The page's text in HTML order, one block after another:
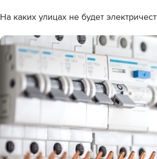
На каких улицах не будет